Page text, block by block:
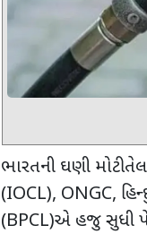
ભારતની ઘણી મોટી
(IOCL), ONGC,
(BPCL)એ હજુ સુધી